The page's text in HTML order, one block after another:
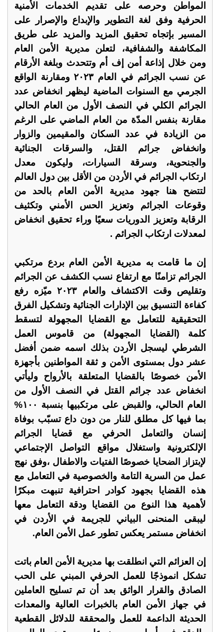
المواطن وحرصه على تقديم الخدمات الأمنية
الحرفية وفق لغة التطوير والإبداع والإصرار على
المسير بإتجاه تحقيق المزيد والمزيد على طريق
المكاشفة والشفافية، لتعلن مديرية الأمن العام
ومن خلال إذاعة أمن إف أم وتتحدث وبلغة الأرقام
عن نسب الجرائم في العام ٢٠٢٣ ومقارنة الواقع
الجرمي مع السنوات الماضية ليظهر انخفاض عدد
الجرائم الكلي في النصف الأول من العام الحالي
مقارنة بنفس المدّة من العام الماضي على الرغم
من الزيادة في عدد السكان والمقيمين والزوار
وانخفاض جرائم القتل، والسرقات الجنائية
والجنحوية، وسرقة السيارات، وليكون معدل
ارتكاب الجرائم في الأردن من الأقل بين دول العالم
لتتضح هنا جهود مديرية الأمن العام بالحد من
وقوعات الجرائم وتعزيز الحس الأمني وتكثيف
الرقابة وتعزيز الدوريات سعيًا وراء تحقيق انخفاض
لمعدلات ارتكاب الجرائم .
إن ما قامت به مديرية الأمن العام بردع مرتكبي
الجرائم تزامنًا مع ارتفاع نسب الكشف عن الجرائم
وتقليص وقت الاكتشاف والعام ٢٠٢٣ ميّزه رفع
كفاءة التنسيق بين الإدارات الجنائية وتشكيل الفرق
التحقيقية للتعامل مع القضايا المجهولة لتسقط
كلمة (القضايا المجهولة) من قاموس العمل
الشرطي ليسجل الأردن بذلك اسمه ضمن أفضل
عشر دول بمستوى الأمن و ثقة المواطنين بأجهزة
الأمن خصوصًا بالقضايا المتعلقة بالأرواح وليأتي
انخفاض عدد جرائم القتل في النصف الأول من
العام الحالي، والقبض على مرتكبيها بنسبة ١٠٠%
بما فيها كل مطلق للنار من دون داع تسبّب بوفاة
إنسان والتعامل الحرفي مع قضايا الجرائم
الإلكترونية واستغلال مواقع التواصل الإجتماعي
لإبتزاز الضحايا خصوصًا الفتيات والاطفال ،وفق نهج
عمل من السرية التامة والخصوصية في التعامل مع
هذه القضايا بجهود كوادر احترافية تنبهت مبكرًا
لأهمية هذا النوع من القضايا ودقة التعامل معها
ليبقى المنحنى البياني للجريمة في الأردن في
انخفاض مستمر يعكس تطور عمل الأمن العام.
إن العزائم التي انطلقت بها مديرية الأمن العام باتت
تشكل انموذجًا للعمل الحرفي المبني على الحب
الصادق والقرار الواثق بعد أن تم تسليح العاملين
في جهاز الأمن العام بالخبرات العالية والمعدات
الحديثة الداعمة للعمل والمحققة للدلائل القطعية